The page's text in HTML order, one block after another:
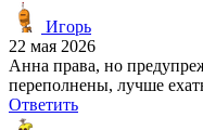
Игорь
22 мая 2026
Анна права, но
переполнены, лучше
Ответить